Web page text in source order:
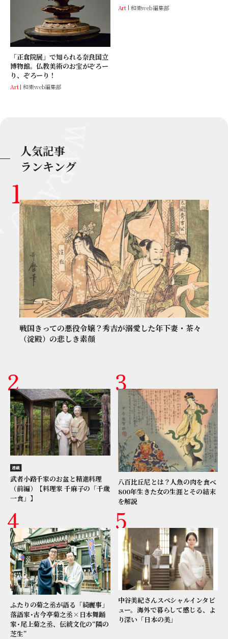
「正倉院展」で知られる奈良国立
博物館。仏教美術のお宝がぞろー
り、ぞろーり！
Art 和樂web編集部
Art 和樂web編集部
人気記事
ランキング
戦国きっての悪役令嬢？秀吉が溺愛した年下妻・茶々
（淀殿）の悲しき素顔
連載
武者小路千家のお盆と精進料理
（前編）【料理家 千麻子の「千歳
一食」】
八百比丘尼とは？人魚の肉を食べ
800年生きた女の生涯とその結末
を解説
ふたりの菊之丞が語る「綺麗事」
落語家･古今亭菊之丞×日本舞踊
家･尾上菊之丞、伝統文化の“隣の
芝生”
中谷美紀さんスペシャルインタビ
ュー。海外で暮らして感じる、よ
り深い「日本の美」